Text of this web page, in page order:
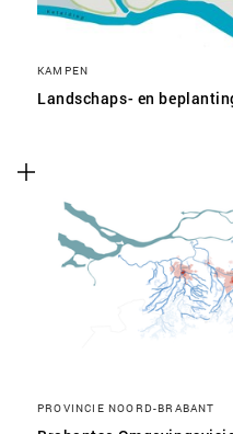
KAMPEN
Landschaps- en
PROVINCIE NOORD-BRABANT